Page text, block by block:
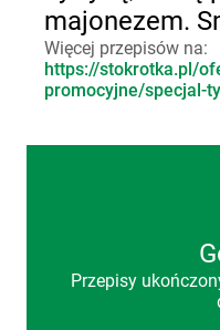
majonezem.
Więcej przepisów na:
https://stokrotka.pl/
promocyjne/specjal-
Przepisy